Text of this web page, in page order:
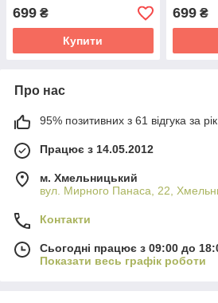
699 ₴
Купити
699₴
Про нас
95% позитивних з 61 відгука за рік
Працює з 14.05.2012
м. Хмельницький
вул. Мирного Панаса, 22,
Контакти
Сьогодні працює з 09:00 до
Показати весь графік роботи